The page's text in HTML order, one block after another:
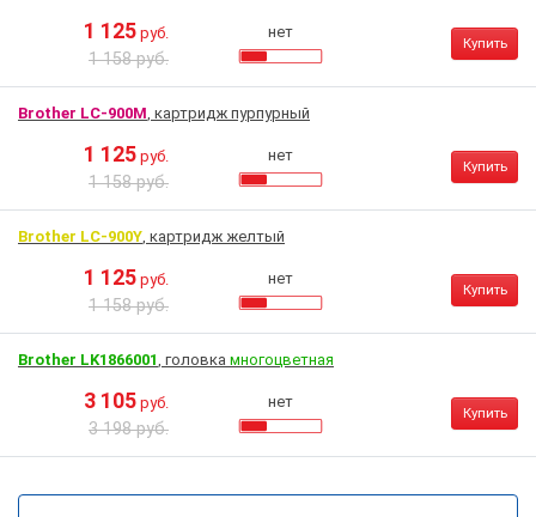
1 125 руб.
1 158 руб.
нет
Купить
Brother LC-900M, картридж пурпурный
1 125 руб.
1 158 руб.
нет
Купить
Brother LC-900Y, картридж желтый
1 125 руб.
1 158 руб.
нет
Купить
Brother LK1866001, головка многоцветная
3 105 руб.
3 198 руб.
нет
Купить